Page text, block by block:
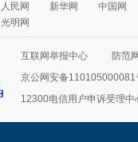
人民网 新华网
中国网
光明网
互联网举报中心
防范
京公网安备110105000081
12300电信用户申诉受理中